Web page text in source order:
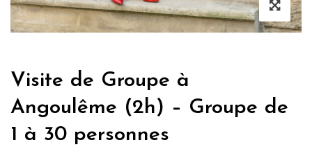
Visite de Groupe à
Angoulême (2h) – Groupe de
1 à 30 personnes